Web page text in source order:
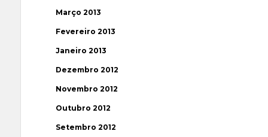
Março 2013
Fevereiro 2013
Janeiro 2013
Dezembro 2012
Novembro 2012
Outubro 2012
Setembro 2012